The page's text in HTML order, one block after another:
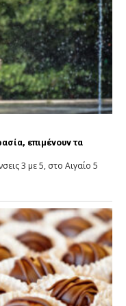
επιμένουν τα
3 με 5, στο Αιγαίο 5